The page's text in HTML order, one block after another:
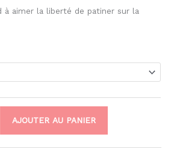
à aimer la liberté de patiner sur la
AJOUTER AU PANIER